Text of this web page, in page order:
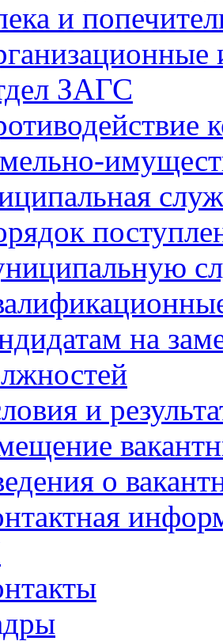
и
ЗАГС
на
и
о